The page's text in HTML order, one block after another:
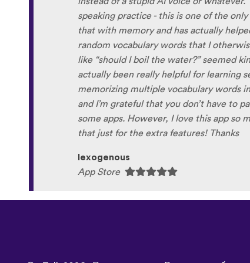
sometimes struggle with hearing/
Although it can be a little disconcerting
own voice (nobody likes the sound of
to hear it played back-to-back with the
comparison and self critique. I think I'm
and look forward to learning a little (or a
next summer.
Delilah64